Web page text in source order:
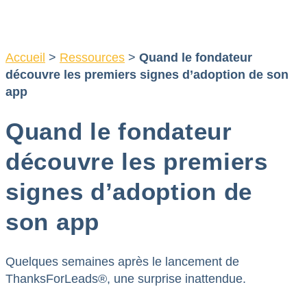
Accueil > Ressources > Quand le fondateur
découvre les premiers signes d’adoption de son
app
Quand le fondateur
découvre les premiers
signes d’adoption de
son app
Quelques semaines après le lancement de
ThanksForLeads®, une surprise inattendue.